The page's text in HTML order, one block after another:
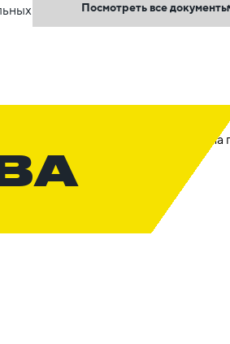
Посмотреть все документы